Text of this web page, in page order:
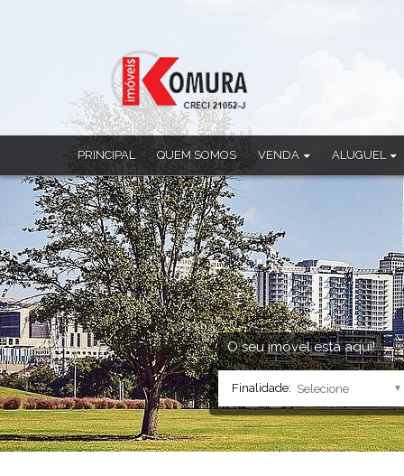
PRINCIPAL QUEM SOMOS VENDA
Casa Comercial
Casa em Condomínio
Chácara
Cobertura Duplex
Imóvel Comercial
Prédio
Sala Comercial
Salão
Sítio
Sobrado
ALUGUEL
Casa
Casa em
Ponto
Sala
Salão
Sobrado
O seu imóvel está aqui!
Finalidade: